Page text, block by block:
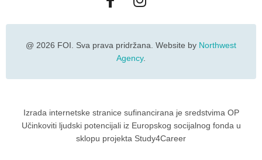
@ 2026 FOI. Sva prava pridržana. Website by Northwest
Agency.
Izrada internetske stranice sufinancirana je sredstvima OP
Učinkoviti ljudski potencijali iz Europskog socijalnog fonda u
sklopu projekta Study4Career